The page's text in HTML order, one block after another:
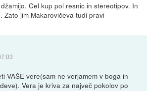
Cel kup pol resnic in stereotipov. In
Zato jim Makarovičeva tudi pravi
VAŠE vere(sam ne verjamem v boga in
Vera je kriva za največ pokolov po